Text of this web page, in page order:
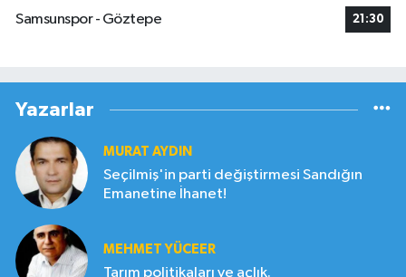
Samsunspor - Göztepe
21:30
Yazarlar
MURAT AYDIN
Seçilmiş'in parti değiştirmesi Sandığın
Emanetine İhanet!
MEHMET YÜCEER
Tarım politikaları ve açlık.